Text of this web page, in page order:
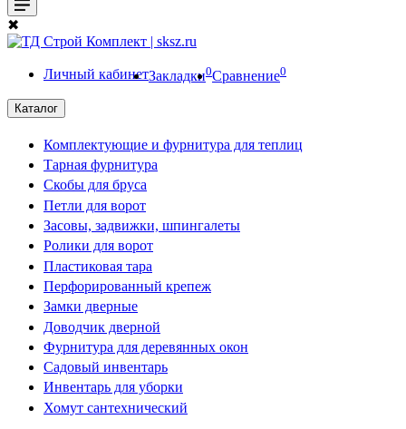
✖
Личный кабинетЗакладки0Сравнение0
Каталог
Комплектующие и фурнитура для теплиц
Тарная фурнитура
Скобы для бруса
Петли для ворот
Засовы, задвижки, шпингалеты
Ролики для ворот
Пластиковая тара
Перфорированный крепеж
Замки дверные
Доводчик дверной
Фурнитура для деревянных окон
Садовый инвентарь
Инвентарь для уборки
Хомут сантехнический